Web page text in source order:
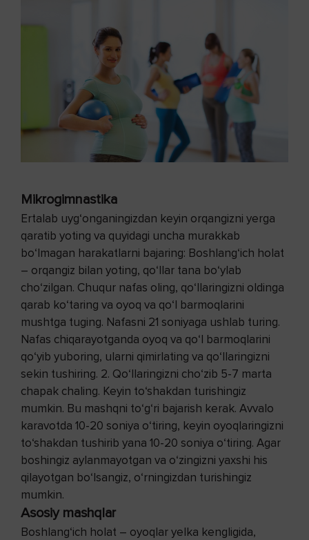
Mikrogimnastika
Ertalab uyg‘onganingizdan keyin orqangizni yerga
qaratib yoting va quyidagi uncha murakkab
bo‘lmagan harakatlarni bajaring: Boshlang‘ich holat
– orqangiz bilan yoting, qo‘llar tana bo‘ylab
cho‘zilgan. Chuqur nafas oling, qo‘llaringizni oldinga
qarab ko‘taring va oyoq va qo‘l barmoqlarini
mushtga tuging. Nafasni 21 soniyaga ushlab turing.
Nafas chiqarayotganda oyoq va qo‘l barmoqlarini
qo‘yib yuboring, ularni qimirlating va qo‘llaringizni
sekin tushiring. 2. Qo‘llaringizni cho‘zib 5-7 marta
chapak chaling. Keyin to‘shakdan turishingiz
mumkin. Bu mashqni to‘g‘ri bajarish kerak. Avvalo
karavotda 10-20 soniya o‘tiring, keyin oyoqlaringizni
to‘shakdan tushirib yana 10-20 soniya o‘tiring. Agar
boshingiz aylanmayotgan va o‘zingizni yaxshi his
qilayotgan bo‘lsangiz, o‘rningizdan turishingiz
mumkin.
Asosiy mashqlar
Boshlang‘ich holat – oyoqlar yelka kengligida,